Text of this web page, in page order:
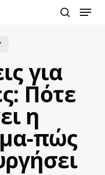
Menu
για
Πότε
η
πώς